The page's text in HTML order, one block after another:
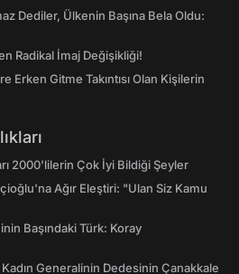
Dediler, Ülkenin Başına Bela Oldu:
Radikal İmaj Değişikliği!
Erken Gitme Takıntısı Olan Kişilerin
2000'lilerin Çok İyi Bildiği Şeyler
Ağır Eleştiri: "Ulan Siz Kamu
Başındaki Türk: Koray
Generalinin Dedesinin Çanakkale